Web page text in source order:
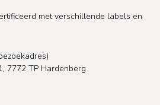
met verschillende labels en
7772 TP Hardenberg